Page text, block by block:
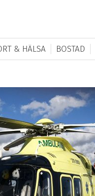
& HÄLSA BOSTAD